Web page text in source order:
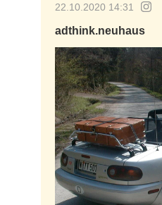
22.10.2020 14:31
adthink.neuhaus